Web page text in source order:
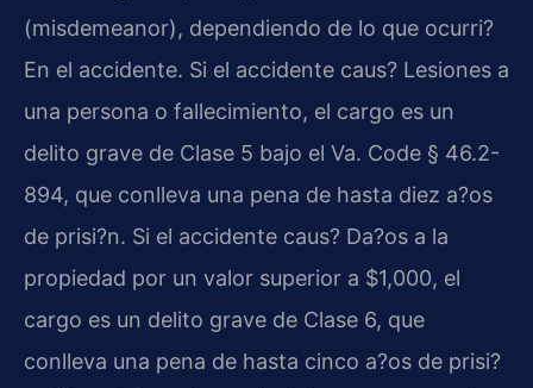
(misdemeanor), dependiendo de lo que ocurri?
En el accidente. Si el accidente caus? Lesiones a
una persona o fallecimiento, el cargo es un
delito grave de Clase 5 bajo el Va. Code § 46.2-
894, que conlleva una pena de hasta diez a?os
de prisi?n. Si el accidente caus? Da?os a la
propiedad por un valor superior a $1,000, el
cargo es un delito grave de Clase 6, que
conlleva una pena de hasta cinco a?os de prisi?